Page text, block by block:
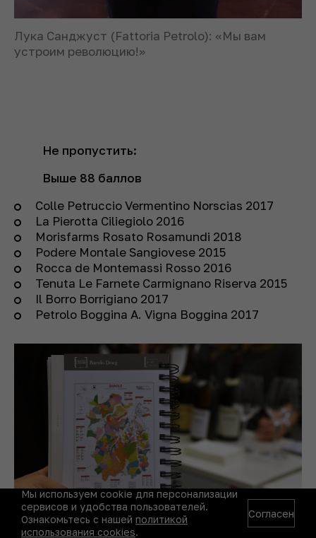
Лука Санджуст (Fattoria Petrolo): «Мы вам
устроим революцию!»
Не пропустить:
Выше 88 баллов
Colle Petruccio Vermentino Norscias 2017
La Pierotta Ciliegiolo 2016
Morisfarms Rosato Rosamundi 2018
Podere Montale Sangiovese 2015
Rocca de Montemassi Rosso 2016
Tenuta Le Farnete Carmignano Riserva 2015
Il Borro Borrigiano 2017
Petrolo Boggina A. Vigna Boggina 2017
Мы используем cookie для персонализации
сервисов и удобства пользователей.
Ознакомьтесь с нашей политикой
использования cookies.
Согласен